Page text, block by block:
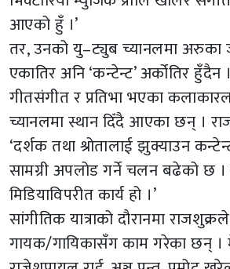
आएको हुँ ।’
तर, उनको यु–ट्युब च्यानलमा अरुका
एकातिर अनि ‘कन्टेन्ट’ अर्कोतिर
गीतसंगीत र प्रतिभा भएका
च्यानलमा स्थान दिँदै आएका छन् ।
‘दर्शक तथा श्रोतालाई झुक्याउन
सामग्री अपलोड गर्ने चलन बढेको छ ।
मिडियाविपरीत कार्य हो ।’
सांगीतिक यात्राको दौरानमा
गायक/गायिकासँग काम गरेका छन् ।